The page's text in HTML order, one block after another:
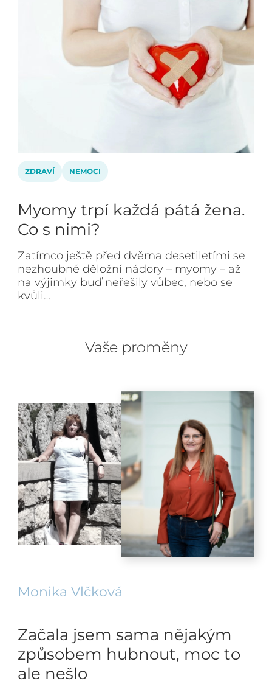
ZDRAVÍ NEMOCI
Myomy trpí každá pátá žena.
Co s nimi?
Zatímco ještě před dvěma desetiletími se
nezhoubné děložní nádory – myomy – až
na výjimky buď neřešily vůbec, nebo se
kvůli…
Vaše proměny
Monika Vlčková
Začala jsem sama nějakým
způsobem hubnout, moc to
ale nešlo